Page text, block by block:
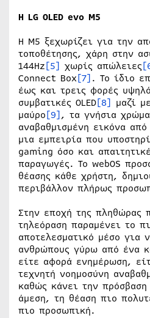
Η LG OLED evo M5
Η M5 ξεχωρίζει για την
τοποθέτησης, χάρη στην
144Hz[5] χωρίς απώλειες
Connect Box[7]. Το ίδιο
έως και τρεις φορές
συμβατικές OLED[8] μαζί
μαύρο[9], τα γνήσια
αναβαθμισμένη εικόνα
μια εμπειρία που
gaming όσο και
παραγωγές. Το webOS
θέασης κάθε χρήστη,
περιβάλλον πλήρως
Στην εποχή της πληθώρας
τηλεόραση παραμένει το
αποτελεσματικό μέσο για
ανθρώπους γύρω από ένα
είτε αφορά ενημέρωση,
τεχνητή νοημοσύνη
καθώς κάνει την
άμεση, τη θέαση πιο
πιο προσωπική.